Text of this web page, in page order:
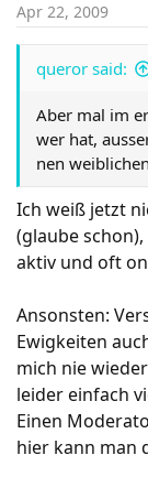
Apr 22, 2009
queror said:
Aber mal im
wer hat,
nen
Ich weiß jetzt
(glaube
aktiv und oft
Ansonsten:
Ewigkeiten
mich nie
leider einfach
Einen
hier kann man